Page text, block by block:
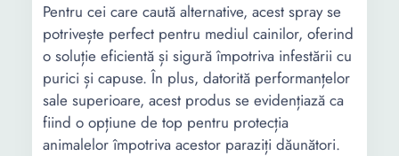
Pentru cei care caută alternative, acest spray se
potrivește perfect pentru mediul cainilor, oferind
o soluție eficientă și sigură împotriva infestării cu
purici și capuse. În plus, datorită performanțelor
sale superioare, acest produs se evidențiază ca
fiind o opțiune de top pentru protecția
animalelor împotriva acestor paraziți dăunători.